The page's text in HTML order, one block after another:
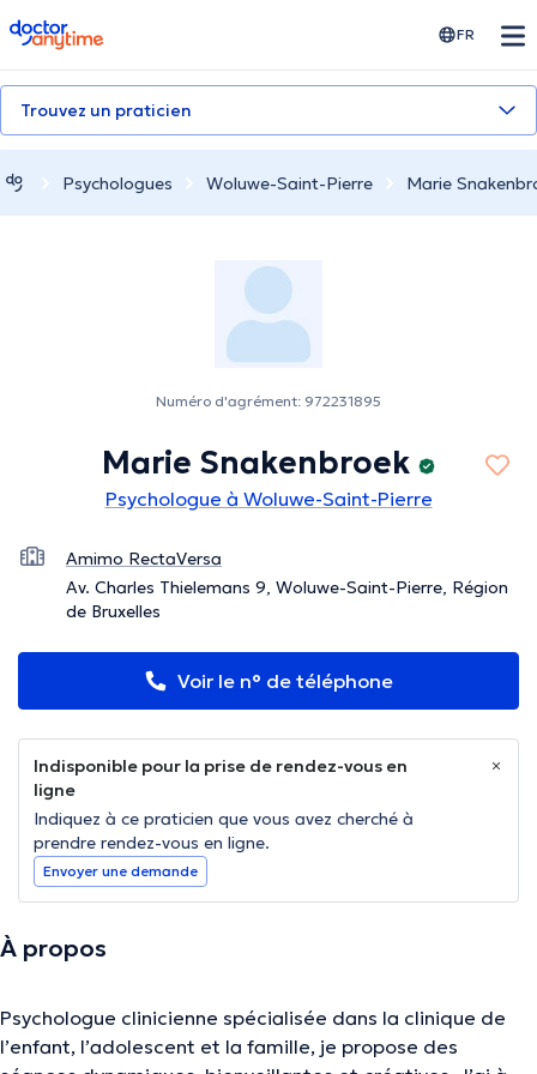
doctoranytime FR
Trouvez un praticien
Psychologues Woluwe-Saint-Pierre Marie
Numéro d'agrément: 972231895
Marie Snakenbroek
Psychologue à Woluwe-Saint-Pierre
Amimo RectaVersa
Av. Charles Thielemans 9, Woluwe-Saint-Pierre, Région
de Bruxelles
Voir le n° de téléphone
Indisponible pour la prise de rendez-vous en
ligne
Indiquez à ce praticien que vous avez cherché à
prendre rendez-vous en ligne.
Envoyer une demande
À propos
Psychologue clinicienne spécialisée dans la clinique de
l’enfant, l’adolescent et la famille, je propose des